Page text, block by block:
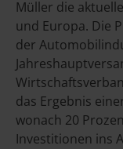
Müller die
und Europa. Die
der
das Ergebnis
wonach 20
Investitionen ins